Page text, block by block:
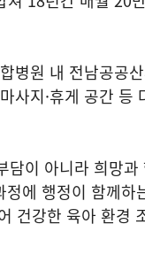
병원 내 전남공공
사지·휴게 공간 등
이 아니라 희망
에 행정이 함께하
건강한 육아 환경